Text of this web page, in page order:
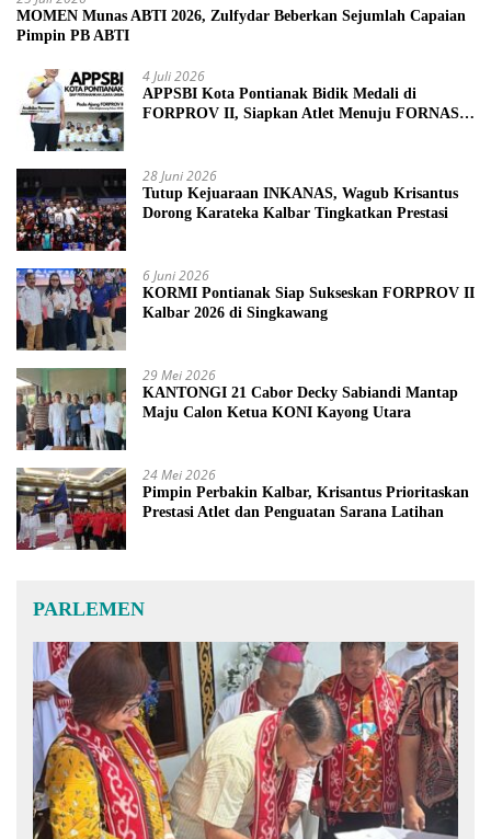
MOMEN Munas ABTI 2026, Zulfydar Beberkan Sejumlah Capaian
Pimpin PB ABTI
4 Juli 2026
APPSBI Kota Pontianak Bidik Medali di
FORPROV II, Siapkan Atlet Menuju FORNAS
28 Juni 2026
Tutup Kejuaraan INKANAS, Wagub Krisantus
Dorong Karateka Kalbar Tingkatkan Prestasi
6 Juni 2026
KORMI Pontianak Siap Sukseskan FORPROV II
Kalbar 2026 di Singkawang
29 Mei 2026
KANTONGI 21 Cabor Decky Sabiandi Mantap
Maju Calon Ketua KONI Kayong Utara
24 Mei 2026
Pimpin Perbakin Kalbar, Krisantus Prioritaskan
Prestasi Atlet dan Penguatan Sarana Latihan
PARLEMEN